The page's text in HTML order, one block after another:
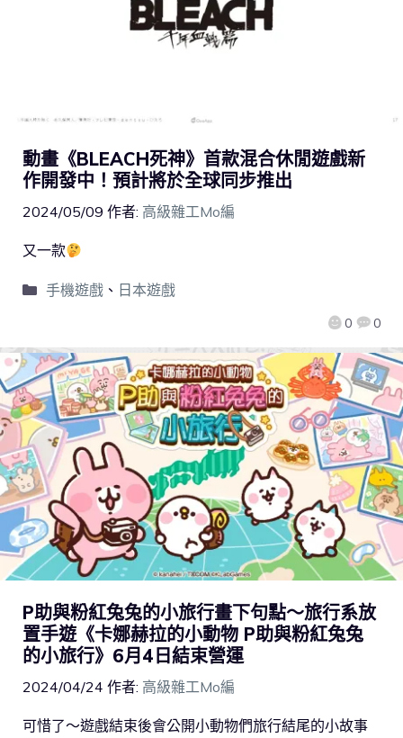
動畫《BLEACH死神》首款混合休閒遊戲新
作開發中！預計將於全球同步推出
2024/05/09 作者: 高級雜工Mo編
0 0
又一款
手機遊戲、 日本遊戲
P助與粉紅兔兔的小旅行畫下句點～旅行系放
置手遊《卡娜赫拉的小動物 P助與粉紅兔兔
的小旅行》6月4日結束營運
2024/04/24 作者: 高級雜工Mo編
可惜了～遊戲結束後會公開小動物們旅行結尾的小故事